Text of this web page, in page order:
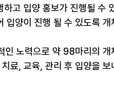
고 입양 홍보가 진행될 수
입양이 진행 될 수 있도록
인 노력으로 약 98마리의
료, 교육, 관리 후 입양을